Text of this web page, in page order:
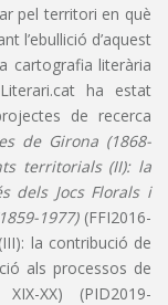
pel territori en què
l’ebullició d’aquest
cartografia literària
ha estat
de recerca
de Girona (1868-
territorials (II): la
dels Jocs Florals i
1977)(FFI2016-
la contribució de
als processos de
XX) (PID2019-